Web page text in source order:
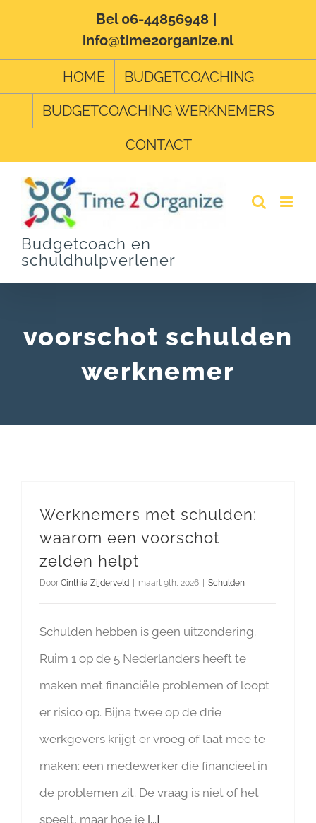
Bel 06-44856948
info@time2organize.nl
HOME
BUDGETCOACHING
BUDGETCOACHING WERKNEMERS
CONTACT
Budgetcoach en
schuldhulpverlener
voorschot schulden
werknemer
Werknemers met schulden:
waarom een voorschot
zelden helpt
Door Cinthia Zijderveld | maart 9th, 2026 | Schulden
Schulden hebben is geen uitzondering.
Ruim 1 op de 5 Nederlanders heeft te
maken met financiële problemen of loopt
er risico op. Bijna twee op de drie
werkgevers krijgt er vroeg of laat mee te
maken: een medewerker die financieel in
de problemen zit. De vraag is niet of het
speelt, maar hoe je [...]